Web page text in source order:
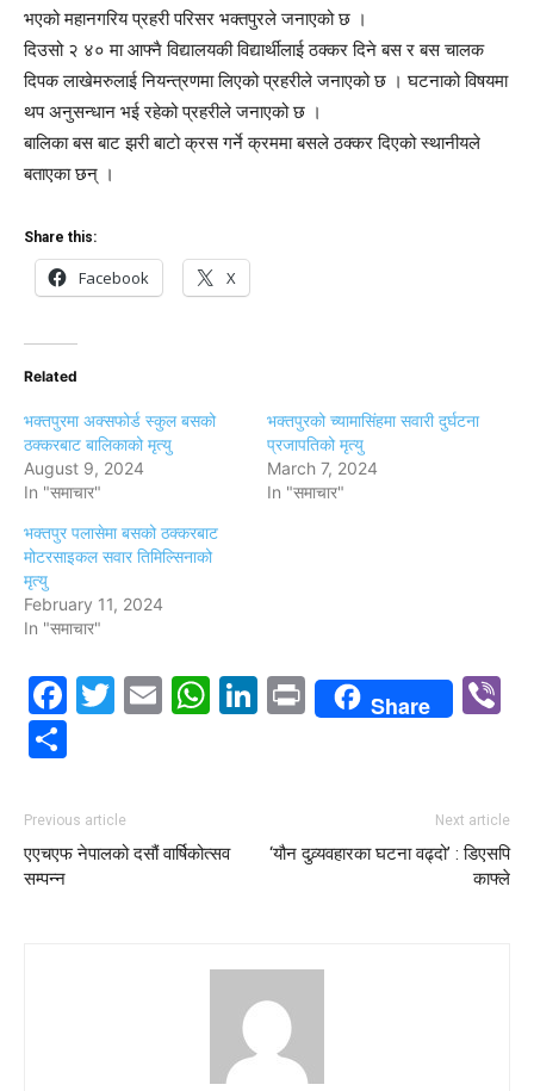
भएको महानगरिय प्रहरी परिसर भक्तपुरले जनाएको छ ।
दिउसो २ ४० मा आफ्नै विद्यालयकी विद्यार्थीलाई ठक्कर दिने बस र बस चालक
दिपक लाखेमरुलाई नियन्त्रणमा लिएको प्रहरीले जनाएको छ । घटनाको विषयमा
थप अनुसन्धान भई रहेको प्रहरीले जनाएको छ ।
बालिका बस बाट झरी बाटो क्रस गर्ने क्रममा बसले ठक्कर दिएको स्थानीयले
बताएका छन् ।
Share this:
Facebook X
Related
भक्तपुरमा अक्सफोर्ड स्कुल बसको
ठक्करबाट बालिकाको मृत्यु
August 9, 2024
In "समाचार"
भक्तपुरको च्यामासिंहमा सवारी दुर्घटना
प्रजापतिको मृत्यु
March 7, 2024
In "समाचार"
भक्तपुर पलासेमा बसको ठक्करबाट
मोटरसाइकल सवार तिमिल्सिनाको
मृत्यु
February 11, 2024
In "समाचार"
Facebook
Twitter
EmailWhatsApp
LinkedIn
PrintShare
Previous article
एएचएफ नेपालको दसौं वार्षिकोत्सव
सम्पन्न
Next article
‘यौन दुव्र्यवहारका घटना वढ्दो’ : डिएसपि
काफ्ले